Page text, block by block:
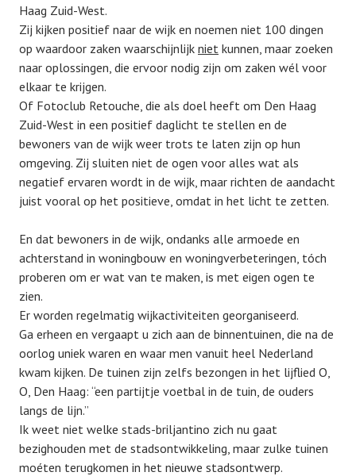
Haag Zuid-West.
Zij kijken positief naar de wijk en noemen niet 100 dingen
op waardoor zaken waarschijnlijk niet kunnen, maar zoeken
naar oplossingen, die ervoor nodig zijn om zaken wél voor
elkaar te krijgen.
Of Fotoclub Retouche, die als doel heeft om Den Haag
Zuid-West in een positief daglicht te stellen en de
bewoners van de wijk weer trots te laten zijn op hun
omgeving. Zij sluiten niet de ogen voor alles wat als
negatief ervaren wordt in de wijk, maar richten de aandacht
juist vooral op het positieve, omdat in het licht te zetten.
En dat bewoners in de wijk, ondanks alle armoede en
achterstand in woningbouw en woningverbeteringen, tóch
proberen om er wat van te maken, is met eigen ogen te
zien.
Er worden regelmatig wijkactiviteiten georganiseerd.
Ga erheen en vergaapt u zich aan de binnentuinen, die na de
oorlog uniek waren en waar men vanuit heel Nederland
kwam kijken. De tuinen zijn zelfs bezongen in het lijflied O,
O, Den Haag: “een partijtje voetbal in de tuin, de ouders
langs de lijn.”
Ik weet niet welke stads-briljantino zich nu gaat
bezighouden met de stadsontwikkeling, maar zulke tuinen
moéten terugkomen in het nieuwe stadsontwerp.